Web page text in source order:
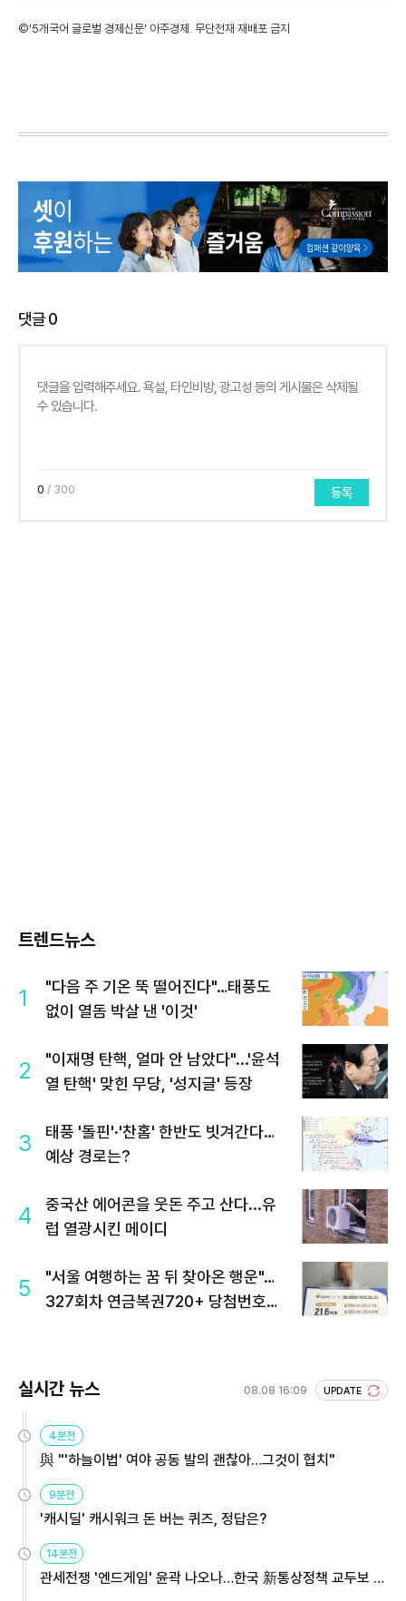
©'5개국어 글로벌 경제신문' 아주경제. 무단전재·재배포 금지
댓글0
0 / 300 등록
트렌드뉴스
1
"다음 주 기온 뚝 떨어진다"…태풍도
없이 열돔 박살 낸 '이것'
2
"이재명 탄핵, 얼마 안 남았다"...'윤석
열 탄핵' 맞힌 무당, '성지글' 등장
3
태풍 '돌핀'·'찬홈' 한반도 빗겨간다…
예상 경로는?
4
중국산 에어콘을 웃돈 주고 산다...유
럽 열광시킨 메이디
5
"서울 여행하는 꿈 뒤 찾아온 행운"…
327회차 연금복권720+ 당첨번호조
실시간 뉴스 08.08 16:09 UPDATE
4분전
與 "'하늘이법' 여야 공동 발의 괜찮아…그것이 협치"
9분전
'캐시딜' 캐시워크 돈 버는 퀴즈, 정답은?
14분전
관세전쟁 '엔드게임' 윤곽 나오나…한국 新통상정책 교두보 활